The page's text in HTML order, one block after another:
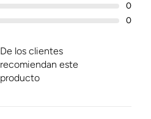
0
0
De los clientes
recomiendan este
producto